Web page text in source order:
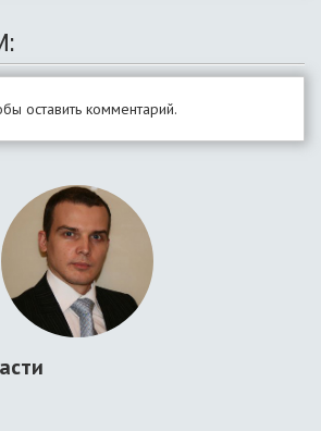
оставить комментарий.